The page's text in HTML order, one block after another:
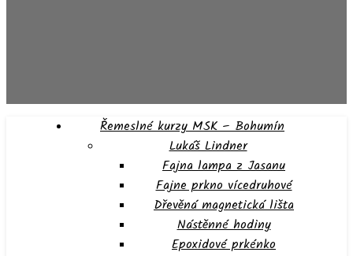
Řemeslné kurzy MSK – Bohumín
Lukáš Lindner
Fajna lampa z Jasanu
Fajne prkno vícedruhové
Dřevěná magnetická lišta
Nástěnné hodiny
Epoxidové prkénko